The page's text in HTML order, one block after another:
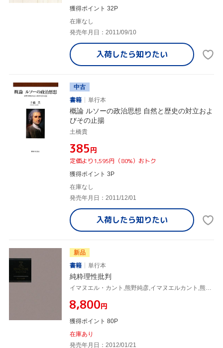
獲得ポイント 32P
在庫なし
発売年月日：2011/09/10
入荷したら知りたい
中古
書籍
単行本
概論 ルソーの政治思想 自然と歴史の対立およ
びその止揚
土橋貴
¥385円
定価より1,595円（80%）おトク
獲得ポイント 3P
在庫なし
発売年月日：2011/12/01
入荷したら知りたい
新品
書籍
単行本
純粋理性批判
イマヌエル・カント,熊野純彦,イマヌエルカント,熊野純彦,
¥8,800円
獲得ポイント 80P
在庫あり
発売年月日：2012/01/21